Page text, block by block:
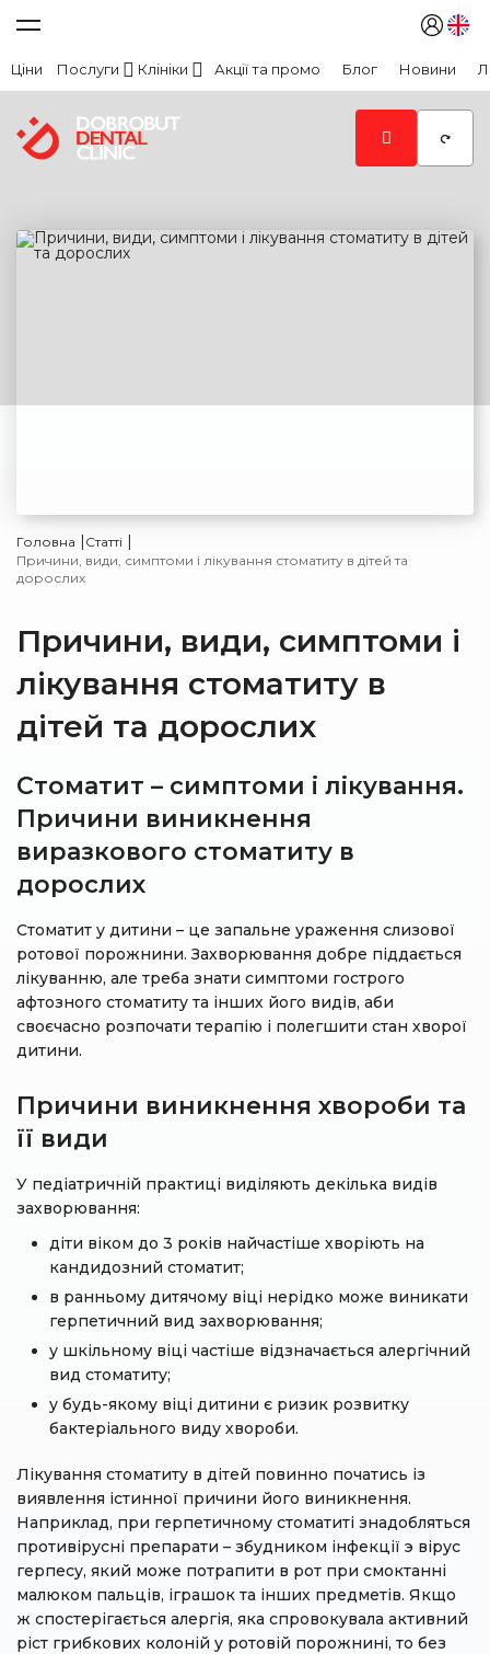
Ціни Послуги Клініки Акції та промо Блог Новини
Головна | Статті |
Причини, види, симптоми і лікування стоматиту в дітей та
дорослих
Причини, види, симптоми і
лікування стоматиту в
дітей та дорослих
Стоматит – симптоми і лікування.
Причини виникнення
виразкового стоматиту в
дорослих
Стоматит у дитини – це запальне ураження слизової
ротової порожнини. Захворювання добре піддається
лікуванню, але треба знати симптоми гострого
афтозного стоматиту та інших його видів, аби
своєчасно розпочати терапію і полегшити стан хворої
дитини.
Причини виникнення хвороби та
її види
У педіатричній практиці виділяють декілька видів
захворювання:
діти віком до 3 років найчастіше хворіють на
кандидозний стоматит;
в ранньому дитячому віці нерідко може виникати
герпетичний вид захворювання;
у шкільному віці частіше відзначається алергічний
вид стоматиту;
у будь-якому віці дитини є ризик розвитку
бактеріального виду хвороби.
Лікування стоматиту в дітей повинно початись із
виявлення істинної причини його виникнення.
Наприклад, при герпетичному стоматиті знадобляться
противірусні препарати – збудником інфекції э вірус
герпесу, який може потрапити в рот при смоктанні
малюком пальців, іграшок та інших предметів. Якщо
ж спостерігається алергія, яка спровокувала активний
ріст грибкових колоній у ротовій порожнині, то без